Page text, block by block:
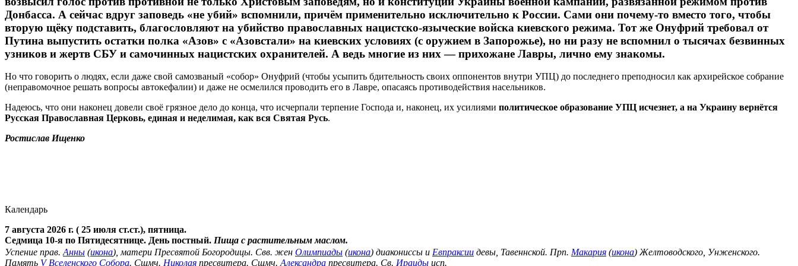
Донбасса. А сейчас вдруг заповедь «не убий» вспомнили, причём применительно исключительно к России. Сами они почему-то вместо того, чтобы
вторую щёку подставить, благословляют на убийство православных нацистско-языческие войска киевского режима. Тот же Онуфрий требовал от
Путина выпустить остатки полка «Азов» с «Азовстали» на киевских условиях (с оружием в Запорожье), но ни разу не вспомнил о тысячах безвинных
узников и жертв СБУ и самочинных нацистских охранителей. А ведь многие из них — прихожане Лавры, лично ему знакомы.
Но что говорить о людях, если даже свой самозваный «собор» Онуфрий (чтобы усыпить бдительность своих оппонентов внутри УПЦ) до последнего преподносил как архирейское собрание
(неправомочное решать вопросы автокефалии) и даже не осмелился проводить его в Лавре, опасаясь противодействия насельников.
Надеюсь, что они наконец довели своё грязное дело до конца, что исчерпали терпение Господа и, наконец, их усилиями политическое образование УПЦ исчезнет, а на Украину вернётся
Русская Православная Церковь, единая и неделимая, как вся Святая Русь.
Ростислав Ищенко
Календарь
7 августа 2026 г. ( 25 июля ст.ст.), пятница.
Седмица 10-я по Пятидесятнице. День постный. Пища с растительным маслом.
Успение прав. Анны (икона), матери Пресвятой Богородицы. Свв. жен Олимпиады (икона) диакониссы и Евпраксии девы, Тавеннской. Прп. Макария (икона) Желтоводского, Унженского.
Память V Вселенского Собора. Сщмч. Николая пресвитера. Сщмч. Александра пресвитера. Св. Ираиды исп.